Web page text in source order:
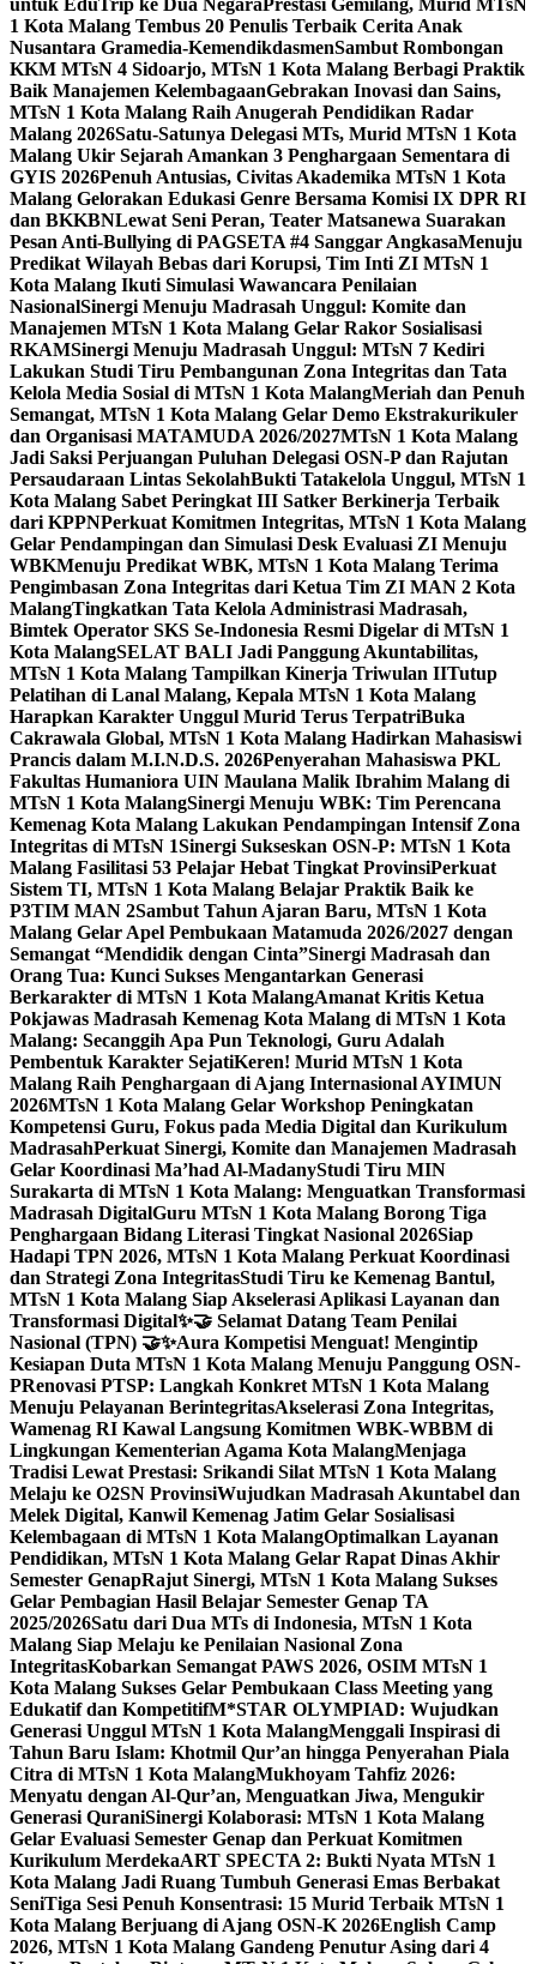
untuk EduTrip ke Dua NegaraPrestasi Gemilang, Murid MTsN
1 Kota Malang Tembus 20 Penulis Terbaik Cerita Anak
Nusantara Gramedia-KemendikdasmenSambut Rombongan
KKM MTsN 4 Sidoarjo, MTsN 1 Kota Malang Berbagi Praktik
Baik Manajemen KelembagaanGebrakan Inovasi dan Sains,
MTsN 1 Kota Malang Raih Anugerah Pendidikan Radar
Malang 2026Satu-Satunya Delegasi MTs, Murid MTsN 1 Kota
Malang Ukir Sejarah Amankan 3 Penghargaan Sementara di
GYIS 2026Penuh Antusias, Civitas Akademika MTsN 1 Kota
Malang Gelorakan Edukasi Genre Bersama Komisi IX DPR RI
dan BKKBNLewat Seni Peran, Teater Matsanewa Suarakan
Pesan Anti-Bullying di PAGSETA #4 Sanggar AngkasaMenuju
Predikat Wilayah Bebas dari Korupsi, Tim Inti ZI MTsN 1
Kota Malang Ikuti Simulasi Wawancara Penilaian
NasionalSinergi Menuju Madrasah Unggul: Komite dan
Manajemen MTsN 1 Kota Malang Gelar Rakor Sosialisasi
RKAMSinergi Menuju Madrasah Unggul: MTsN 7 Kediri
Lakukan Studi Tiru Pembangunan Zona Integritas dan Tata
Kelola Media Sosial di MTsN 1 Kota MalangMeriah dan Penuh
Semangat, MTsN 1 Kota Malang Gelar Demo Ekstrakurikuler
dan Organisasi MATAMUDA 2026/2027MTsN 1 Kota Malang
Jadi Saksi Perjuangan Puluhan Delegasi OSN-P dan Rajutan
Persaudaraan Lintas SekolahBukti Tatakelola Unggul, MTsN 1
Kota Malang Sabet Peringkat III Satker Berkinerja Terbaik
dari KPPNPerkuat Komitmen Integritas, MTsN 1 Kota Malang
Gelar Pendampingan dan Simulasi Desk Evaluasi ZI Menuju
WBKMenuju Predikat WBK, MTsN 1 Kota Malang Terima
Pengimbasan Zona Integritas dari Ketua Tim ZI MAN 2 Kota
MalangTingkatkan Tata Kelola Administrasi Madrasah,
Bimtek Operator SKS Se-Indonesia Resmi Digelar di MTsN 1
Kota MalangSELAT BALI Jadi Panggung Akuntabilitas,
MTsN 1 Kota Malang Tampilkan Kinerja Triwulan IITutup
Pelatihan di Lanal Malang, Kepala MTsN 1 Kota Malang
Harapkan Karakter Unggul Murid Terus TerpatriBuka
Cakrawala Global, MTsN 1 Kota Malang Hadirkan Mahasiswi
Prancis dalam M.I.N.D.S. 2026Penyerahan Mahasiswa PKL
Fakultas Humaniora UIN Maulana Malik Ibrahim Malang di
MTsN 1 Kota MalangSinergi Menuju WBK: Tim Perencana
Kemenag Kota Malang Lakukan Pendampingan Intensif Zona
Integritas di MTsN 1Sinergi Sukseskan OSN-P: MTsN 1 Kota
Malang Fasilitasi 53 Pelajar Hebat Tingkat ProvinsiPerkuat
Sistem TI, MTsN 1 Kota Malang Belajar Praktik Baik ke
P3TIM MAN 2Sambut Tahun Ajaran Baru, MTsN 1 Kota
Malang Gelar Apel Pembukaan Matamuda 2026/2027 dengan
Semangat “Mendidik dengan Cinta”Sinergi Madrasah dan
Orang Tua: Kunci Sukses Mengantarkan Generasi
Berkarakter di MTsN 1 Kota MalangAmanat Kritis Ketua
Pokjawas Madrasah Kemenag Kota Malang di MTsN 1 Kota
Malang: Secanggih Apa Pun Teknologi, Guru Adalah
Pembentuk Karakter SejatiKeren! Murid MTsN 1 Kota
Malang Raih Penghargaan di Ajang Internasional AYIMUN
2026MTsN 1 Kota Malang Gelar Workshop Peningkatan
Kompetensi Guru, Fokus pada Media Digital dan Kurikulum
MadrasahPerkuat Sinergi, Komite dan Manajemen Madrasah
Gelar Koordinasi Ma’had Al-MadanyStudi Tiru MIN
Surakarta di MTsN 1 Kota Malang: Menguatkan Transformasi
Madrasah DigitalGuru MTsN 1 Kota Malang Borong Tiga
Penghargaan Bidang Literasi Tingkat Nasional 2026Siap
Hadapi TPN 2026, MTsN 1 Kota Malang Perkuat Koordinasi
dan Strategi Zona IntegritasStudi Tiru ke Kemenag Bantul,
MTsN 1 Kota Malang Siap Akselerasi Aplikasi Layanan dan
Transformasi Digital✨🤝 Selamat Datang Team Penilai
Nasional (TPN) 🤝✨Aura Kompetisi Menguat! Mengintip
Kesiapan Duta MTsN 1 Kota Malang Menuju Panggung OSN-
PRenovasi PTSP: Langkah Konkret MTsN 1 Kota Malang
Menuju Pelayanan BerintegritasAkselerasi Zona Integritas,
Wamenag RI Kawal Langsung Komitmen WBK-WBBM di
Lingkungan Kementerian Agama Kota MalangMenjaga
Tradisi Lewat Prestasi: Srikandi Silat MTsN 1 Kota Malang
Melaju ke O2SN ProvinsiWujudkan Madrasah Akuntabel dan
Melek Digital, Kanwil Kemenag Jatim Gelar Sosialisasi
Kelembagaan di MTsN 1 Kota MalangOptimalkan Layanan
Pendidikan, MTsN 1 Kota Malang Gelar Rapat Dinas Akhir
Semester GenapRajut Sinergi, MTsN 1 Kota Malang Sukses
Gelar Pembagian Hasil Belajar Semester Genap TA
2025/2026Satu dari Dua MTs di Indonesia, MTsN 1 Kota
Malang Siap Melaju ke Penilaian Nasional Zona
IntegritasKobarkan Semangat PAWS 2026, OSIM MTsN 1
Kota Malang Sukses Gelar Pembukaan Class Meeting yang
Edukatif dan KompetitifM*STAR OLYMPIAD: Wujudkan
Generasi Unggul MTsN 1 Kota MalangMenggali Inspirasi di
Tahun Baru Islam: Khotmil Qur’an hingga Penyerahan Piala
Citra di MTsN 1 Kota MalangMukhoyam Tahfiz 2026:
Menyatu dengan Al-Qur’an, Menguatkan Jiwa, Mengukir
Generasi QuraniSinergi Kolaborasi: MTsN 1 Kota Malang
Gelar Evaluasi Semester Genap dan Perkuat Komitmen
Kurikulum MerdekaART SPECTA 2: Bukti Nyata MTsN 1
Kota Malang Jadi Ruang Tumbuh Generasi Emas Berbakat
SeniTiga Sesi Penuh Konsentrasi: 15 Murid Terbaik MTsN 1
Kota Malang Berjuang di Ajang OSN-K 2026English Camp
2026, MTsN 1 Kota Malang Gandeng Penutur Asing dari 4